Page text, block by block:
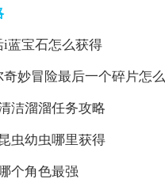
i蓝宝石怎么获得
奇妙冒险最后一个碎片怎
洁溜溜任务攻略
虫幼虫哪里获得
个角色最强